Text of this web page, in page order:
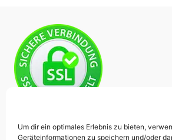
Um dir ein optimales Erlebnis zu bieten,
Geräteinformationen zu speichern und/oder